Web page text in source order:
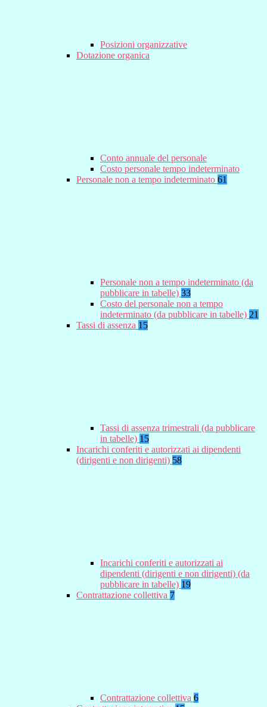
Posizioni organizzative
Dotazione organica
Conto annuale del personale
Costo personale tempo indeterminato
Personale non a tempo indeterminato 61
Personale non a tempo indeterminato (da
pubblicare in tabelle) 33
Costo del personale non a tempo
indeterminato (da pubblicare in tabelle) 21
Tassi di assenza 15
Tassi di assenza trimestrali (da pubblicare
in tabelle) 15
Incarichi conferiti e autorizzati ai dipendenti
(dirigenti e non dirigenti) 58
Incarichi conferiti e autorizzati ai
dipendenti (dirigenti e non dirigenti) (da
pubblicare in tabelle) 19
Contrattazione collettiva 7
Contrattazione collettiva 6